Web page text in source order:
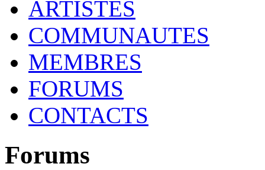
ARTISTES
COMMUNAUTES
MEMBRES
FORUMS
CONTACTS
Forums